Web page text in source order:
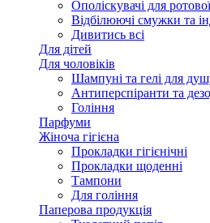
Ополіскувачі для
Відбілюючі смужки та
Дивитись всі
Для дітей
Для чоловіків
Шампуні та гелі для
Антиперспіранти та
Гоління
Парфуми
Жіноча гігієна
Прокладки гігієнічні
Прокладки щоденні
Тампони
Для гоління
Паперова продукція